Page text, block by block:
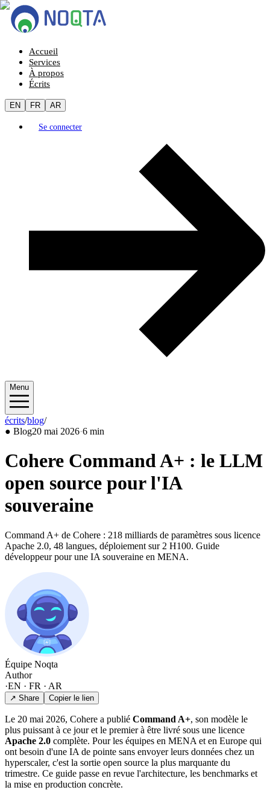
Accueil
Services
À propos
Écrits
EN FR AR
Se connecter
Menu
écrits/blog/2026/05
● Blog20 mai 2026·6 min
Cohere Command A+ : le LLM
open source pour l'IA
souveraine
Command A+ de Cohere : 218 milliards de paramètres sous licence
Apache 2.0, 48 langues, déploiement sur 2 H100. Guide
développeur pour une IA souveraine en MENA.
Équipe Noqta
Author
·EN · FR · AR
↗ Share Copier le lien
Le 20 mai 2026, Cohere a publié Command A+, son modèle le
plus puissant à ce jour et le premier à être livré sous une licence
Apache 2.0 complète. Pour les équipes en MENA et en Europe qui
ont besoin d'une IA de pointe sans envoyer leurs données chez un
hyperscaler, c'est la sortie open source la plus marquante du
trimestre. Ce guide passe en revue l'architecture, les benchmarks et
la mise en production concrète.